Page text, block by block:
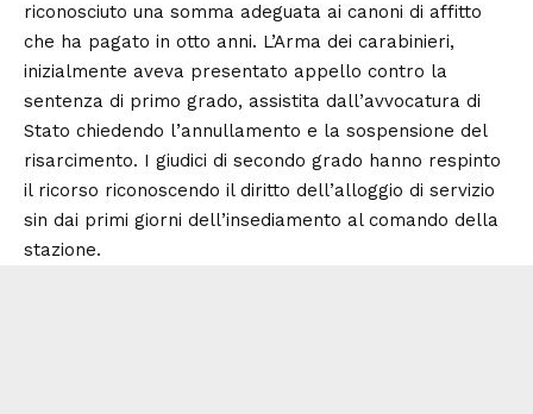
riconosciuto una somma adeguata ai canoni di affitto
che ha pagato in otto anni. L’Arma dei carabinieri,
inizialmente aveva presentato appello contro la
sentenza di primo grado, assistita dall’avvocatura di
Stato chiedendo l’annullamento e la sospensione del
risarcimento. I giudici di secondo grado hanno respinto
il ricorso riconoscendo il diritto dell’alloggio di servizio
sin dai primi giorni dell’insediamento al comando della
stazione.